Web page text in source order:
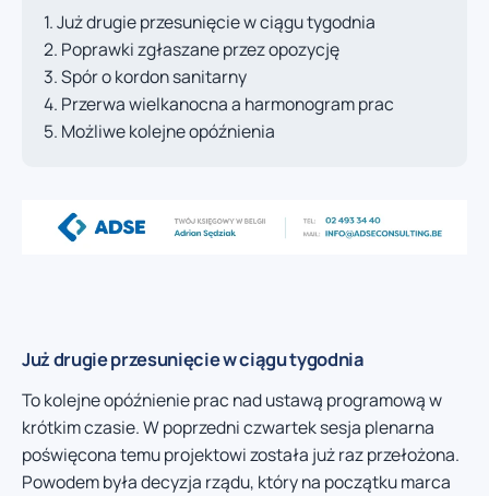
Już drugie przesunięcie w ciągu tygodnia
Poprawki zgłaszane przez opozycję
Spór o kordon sanitarny
Przerwa wielkanocna a harmonogram prac
Możliwe kolejne opóźnienia
Już drugie przesunięcie w ciągu tygodnia
To kolejne opóźnienie prac nad ustawą programową w
krótkim czasie. W poprzedni czwartek sesja plenarna
poświęcona temu projektowi została już raz przełożona.
Powodem była decyzja rządu, który na początku marca